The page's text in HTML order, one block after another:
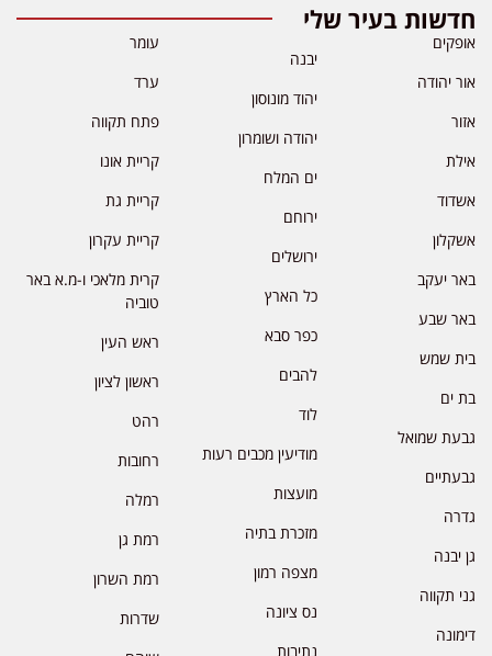
חדשות בעיר שלי
אופקים
אור יהודה
אזור
אילת
אשדוד
אשקלון
באר יעקב
באר שבע
בית שמש
בת ים
גבעת שמואל
גבעתיים
גדרה
גן יבנה
גני תקווה
דימונה
יבנה
יהוד מונוסון
יהודה ושומרון
ים המלח
ירוחם
ירושלים
כל הארץ
כפר סבא
להבים
לוד
מודיעין מכבים רעות
מועצות
מזכרת בתיה
מצפה רמון
נס ציונה
נתיבות
עומר
ערד
פתח תקווה
קריית אונו
קריית גת
קריית עקרון
קרית מלאכי ו-מ.א באר
טוביה
ראש העין
ראשון לציון
רהט
רחובות
רמלה
רמת גן
רמת השרון
שדרות